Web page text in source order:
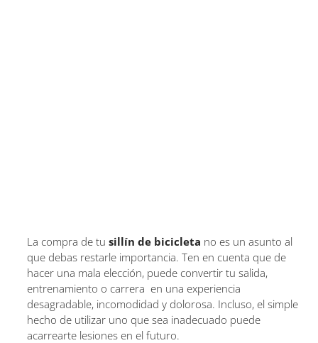
La compra de tu sillín de bicicleta no es un asunto al
que debas restarle importancia. Ten en cuenta que de
hacer una mala elección, puede convertir tu salida,
entrenamiento o carrera en una experiencia
desagradable, incomodidad y dolorosa. Incluso, el simple
hecho de utilizar uno que sea inadecuado puede
acarrearte lesiones en el futuro.